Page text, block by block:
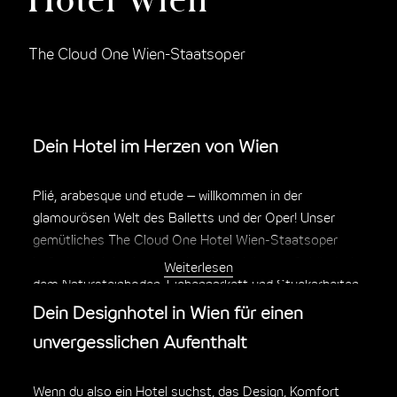
The Cloud One Wien-Staatsoper
Dein Hotel im Herzen von Wien
Plié, arabesque und etude – willkommen in der
glamourösen Welt des Balletts und der Oper! Unser
gemütliches The Cloud One Hotel Wien-Staatsoper
befindet sich in einem denkmalgeschützten Gebäude, in
dem Natursteinböden, Eichenparkett und Stuckarbeiten
Altbau-Charme versprühen.
Hotel unweit der Wiener Staatsoper
Weiterlesen
Dein Designhotel in Wien für einen
unvergesslichen Aufenthalt
Wenn du also ein Hotel suchst, das Design, Komfort